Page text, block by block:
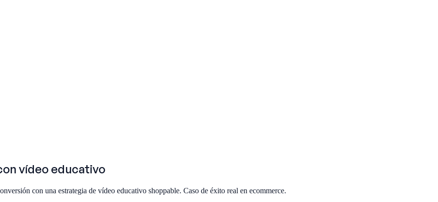
vídeo educativo
con una estrategia de vídeo educativo shoppable. Caso de éxito real en ecommerce.